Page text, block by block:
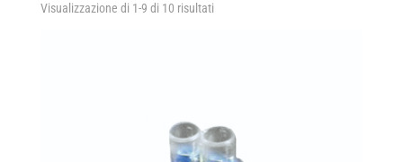
Visualizzazione di 1-9 di 10 risultati